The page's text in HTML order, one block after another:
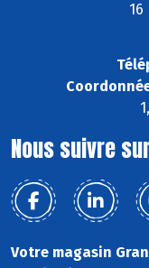
16
Nous suivre
Votre magasin